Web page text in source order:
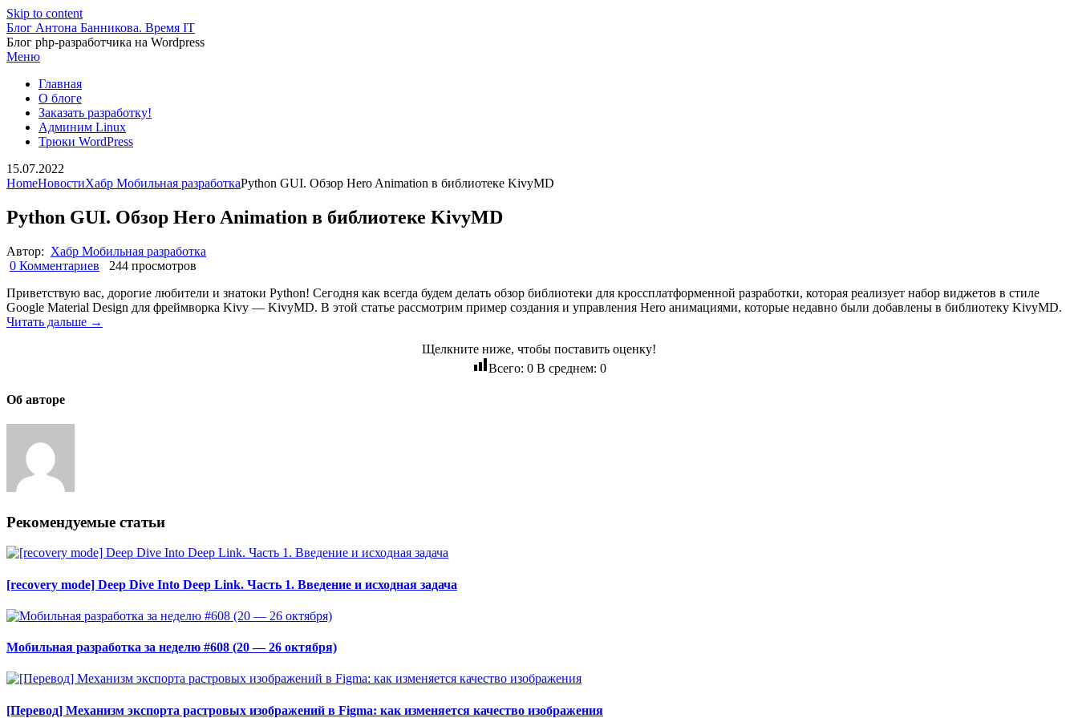
Skip to content
Блог Антона Банникова. Время IT
Блог php-разработчика на Wordpress
Меню
Главная
О блоге
Заказать разработку!
Админим Linux
Трюки WordPress
15.07.2022
HomeНовостиХабр Мобильная разработкаPython GUI. Обзор Hero Animation в библиотеке KivyMD
Python GUI. Обзор Hero Animation в библиотеке KivyMD
Автор: Хабр Мобильная разработка
0 Комментариев
244 просмотров
Приветствую вас, дорогие любители и знатоки Python! Сегодня как всегда будем делать обзор библиотеки для кроссплатформенной разработки, которая реализует набор виджетов в стиле
Google Material Design для фреймворка Kivy — KivyMD. В этой статье рассмотрим пример создания и управления Hero анимациями, которые недавно были добавлены в библиотеку KivyMD.
Читать дальше →
Щелкните ниже, чтобы поставить оценку!
Всего: 0В среднем: 0
Об авторе
Рекомендуемые статьи
[recovery mode] Deep Dive Into Deep Link. Часть 1. Введение и исходная задача
Мобильная разработка за неделю #608 (20 — 26 октября)
[Перевод] Механизм экспорта растровых изображений в Figma: как изменяется качество изображения